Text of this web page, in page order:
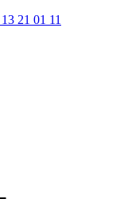
21 01 11